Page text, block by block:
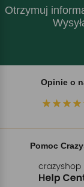
Otrzymuj
Opinie o
Pomoc